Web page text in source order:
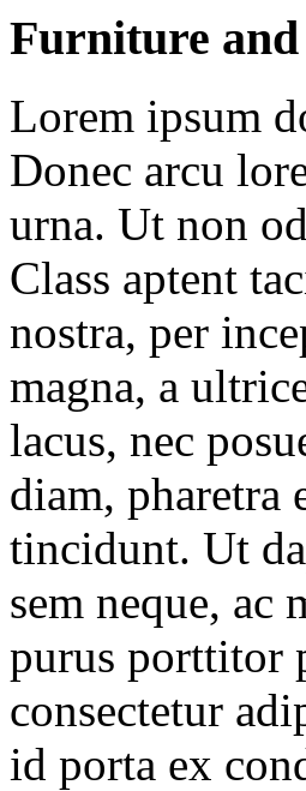
Furniture
Lorem ipsum
Donec arcu
urna. Ut non
Class aptent
nostra, per
magna, a
lacus, nec
diam, pharetra
tincidunt. Ut
sem neque, ac
purus porttitor
consectetur
id porta ex